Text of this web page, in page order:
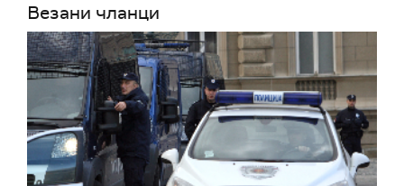
Везани чланци